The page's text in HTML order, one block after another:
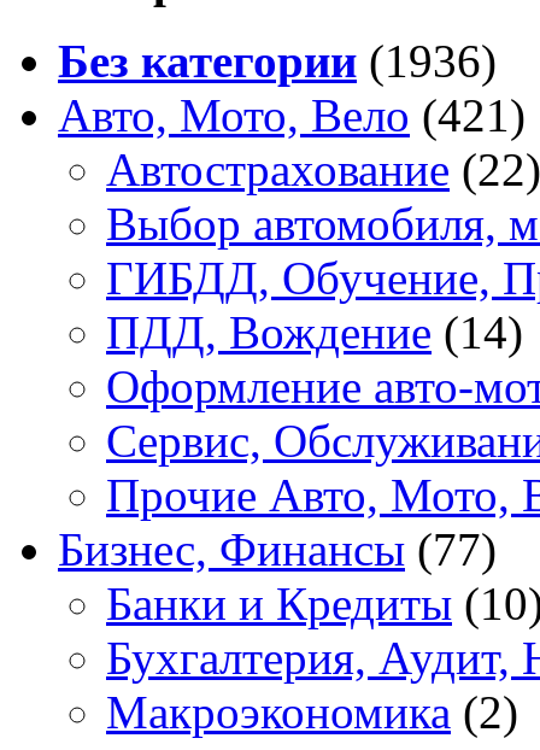
Без категории (1936)
Авто, Мото, Вело (421)
Автострахование (22)
Выбор автомобиля,
ГИБДД, Обучение,
ПДД, Вождение (14)
Оформление авто-
Сервис,
Прочие Авто, Мото,
Бизнес, Финансы (77)
Банки и Кредиты
Бухгалтерия, Аудит,
Макроэкономика (2)